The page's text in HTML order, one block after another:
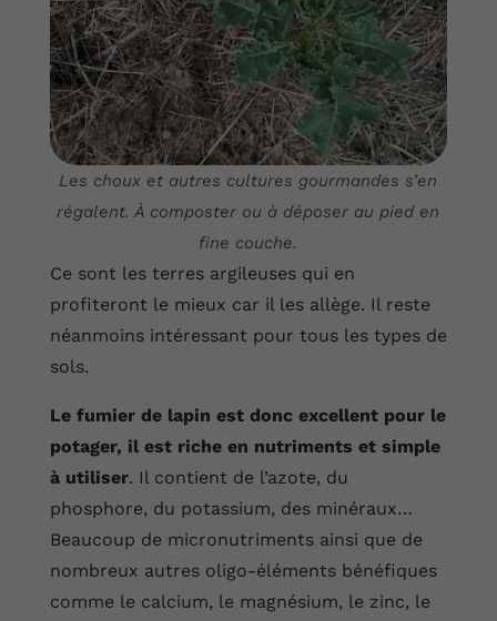
Les choux et autres cultures gourmandes s’en
régalent. À composter ou à déposer au pied en
fine couche.
Ce sont les terres argileuses qui en
profiteront le mieux car il les allège. Il reste
néanmoins intéressant pour tous les types de
sols.
Le fumier de lapin est donc excellent pour le
potager, il est riche en nutriments et simple
à utiliser. Il contient de l’azote, du
phosphore, du potassium, des minéraux…
Beaucoup de micronutriments ainsi que de
nombreux autres oligo-éléments bénéfiques
comme le calcium, le magnésium, le zinc, le